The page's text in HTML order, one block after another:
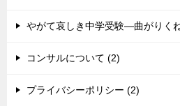
やがて哀しき中学受験―曲がりく
コンサルについて (2)
プライバシーポリシー (2)